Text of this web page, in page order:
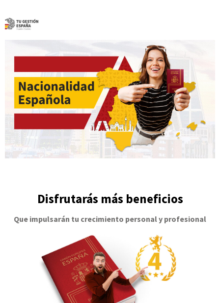
Disfrutarás más beneficios
Que impulsarán tu crecimiento personal y profesional